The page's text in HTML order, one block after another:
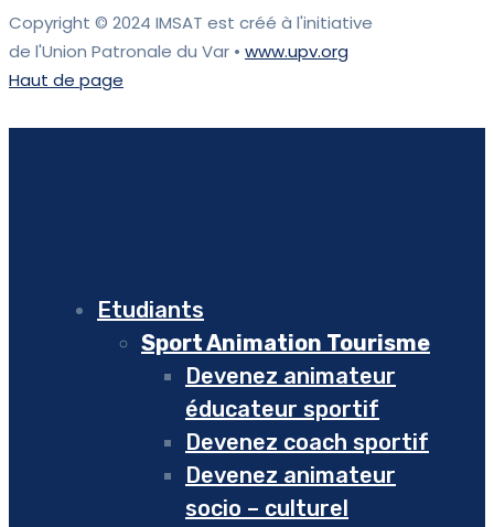
Copyright © 2024 IMSAT est créé à l'initiative
de l'Union Patronale du Var • www.upv.org
Haut de page
Etudiants
Sport Animation Tourisme
Devenez animateur
éducateur sportif
Devenez coach sportif
Devenez animateur
socio – culturel